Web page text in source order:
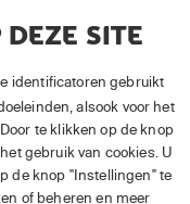
SITE
identificatoren gebruikt
alsook voor het
te klikken op de knop
gebruik van cookies. U
de knop "Instellingen" te
of beheren en meer
nieuwe abonnementen
Plus.
BTW.
zendersafhankelijk